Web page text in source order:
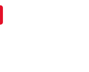
casting, avis... Tout